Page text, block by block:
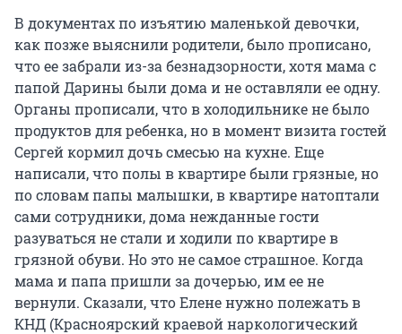
В документах по изъятию маленькой девочки,
как позже выяснили родители, было прописано,
что ее забрали из-за безнадзорности, хотя мама с
папой Дарины были дома и не оставляли ее одну.
Органы прописали, что в холодильнике не было
продуктов для ребенка, но в момент визита гостей
Сергей кормил дочь смесью на кухне. Еще
написали, что полы в квартире были грязные, но
по словам папы малышки, в квартире натоптали
сами сотрудники, дома нежданные гости
разуваться не стали и ходили по квартире в
грязной обуви. Но это не самое страшное. Когда
мама и папа пришли за дочерью, им ее не
вернули. Сказали, что Елене нужно полежать в
КНД (Красноярский краевой наркологический